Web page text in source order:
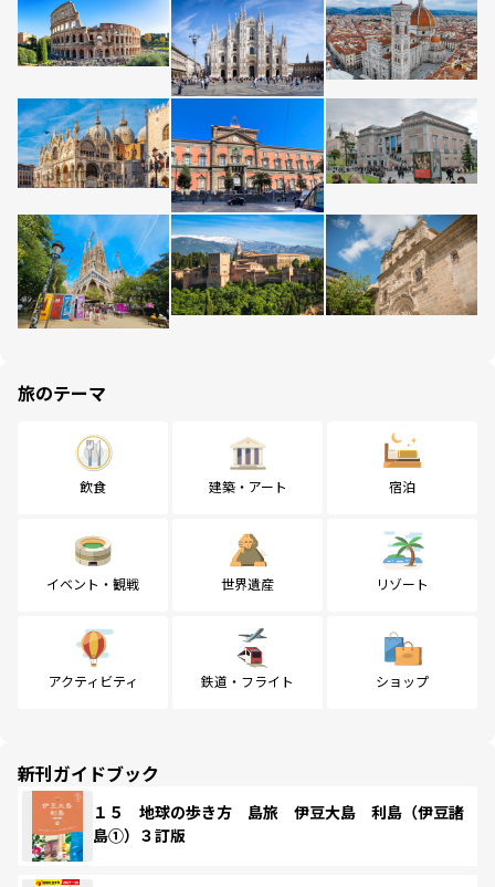
旅のテーマ
飲食 建築・アート 宿泊
イベント・観戦 世界遺産 リゾート
アクティビティ 鉄道・フライト ショップ
新刊ガイドブック
１５ 地球の歩き方 島旅 伊豆大島 利島（伊豆諸
島①）３訂版